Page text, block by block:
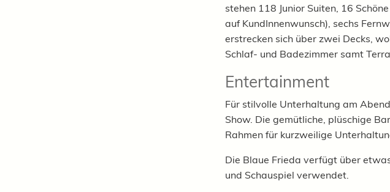
stehen 118 Junior Suiten, 16
auf KundInnenwunsch), sechs
erstrecken sich über zwei Decks,
Schlaf- und Badezimmer samt
Entertainment
Für stilvolle Unterhaltung am
Show. Die gemütliche, plüschige
Rahmen für kurzweilige
Die Blaue Frieda verfügt über
und Schauspiel verwendet.